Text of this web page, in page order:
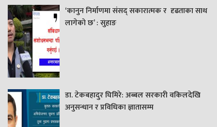
‘कानुन निर्माणमा संसद् सकारात्मक र दृढताका साथ
लागेको छ’ : सुहाङ
डा. टेकबहादुर घिमिरे: अब्बल सरकारी वकिलदेखि
अनुसन्धान र प्रविधिका ज्ञातासम्म